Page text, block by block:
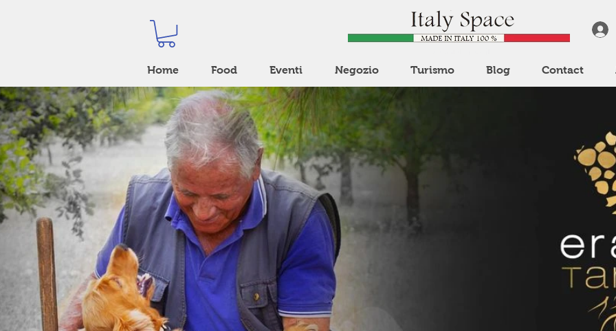
Home Food Eventi Negozio Turismo Blog Contact